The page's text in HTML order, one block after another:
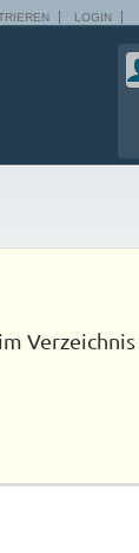
LOGIN